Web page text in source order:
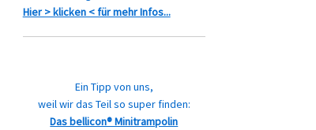
Hier > klicken < für mehr Infos...
Ein Tipp von uns,
weil wir das Teil so super finden:
Das bellicon® Minitrampolin